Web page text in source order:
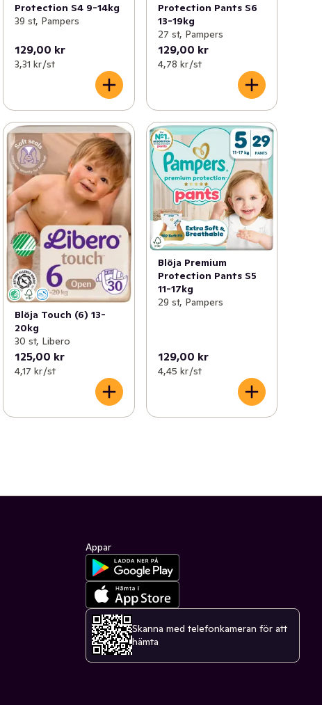
Protection S4 9-14kg
39 st, Pampers
129,00 kr
3,31 kr /st
Protection Pants S6
13-19kg
27 st, Pampers
129,00 kr
4,78 kr /st
Blöja Touch (6) 13-
20kg
30 st, Libero
125,00 kr
4,17 kr /st
Blöja Premium
Protection Pants S5
11-17kg
29 st, Pampers
129,00 kr
4,45 kr /st
Appar
Skanna med telefonkameran för att
hämta